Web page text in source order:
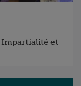
Impartialité et